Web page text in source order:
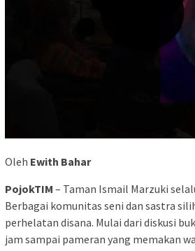
Oleh Ewith Bahar
PojokTIM – Taman Ismail Marzuki
Berbagai komunitas seni dan sastra
perhelatan disana. Mulai dari diskusi
jam sampai pameran yang memakan